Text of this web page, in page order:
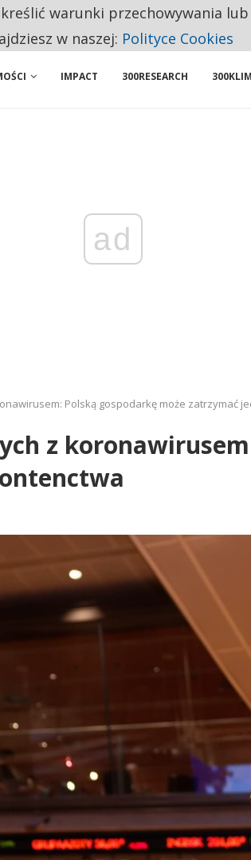
NA PODSTAWOWE ZAKUPY
IMPACT 300RESEARCH
ad
Polską gospodarkę może zatrzymać
z
warunki przechowywania
w naszej: Polityce Cookies